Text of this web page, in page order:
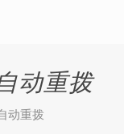
动重拨
动重拨